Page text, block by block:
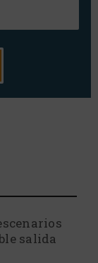
salida